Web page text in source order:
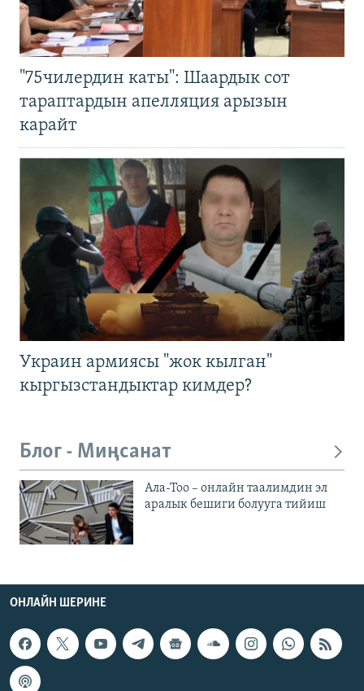
"75чилердин каты": Шаардык сот
тараптардын апелляция арызын
карайт
Украин армиясы "жок кылган"
кыргызстандыктар кимдер?
Блог - Миңсанат
Ала-Тоо – онлайн таалимдин эл
аралык бешиги болууга тийиш
ОНЛАЙН ШЕРИНЕ